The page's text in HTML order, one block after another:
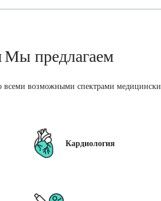
Мы предлагаем
всеми возможными спектрами
Кардиология